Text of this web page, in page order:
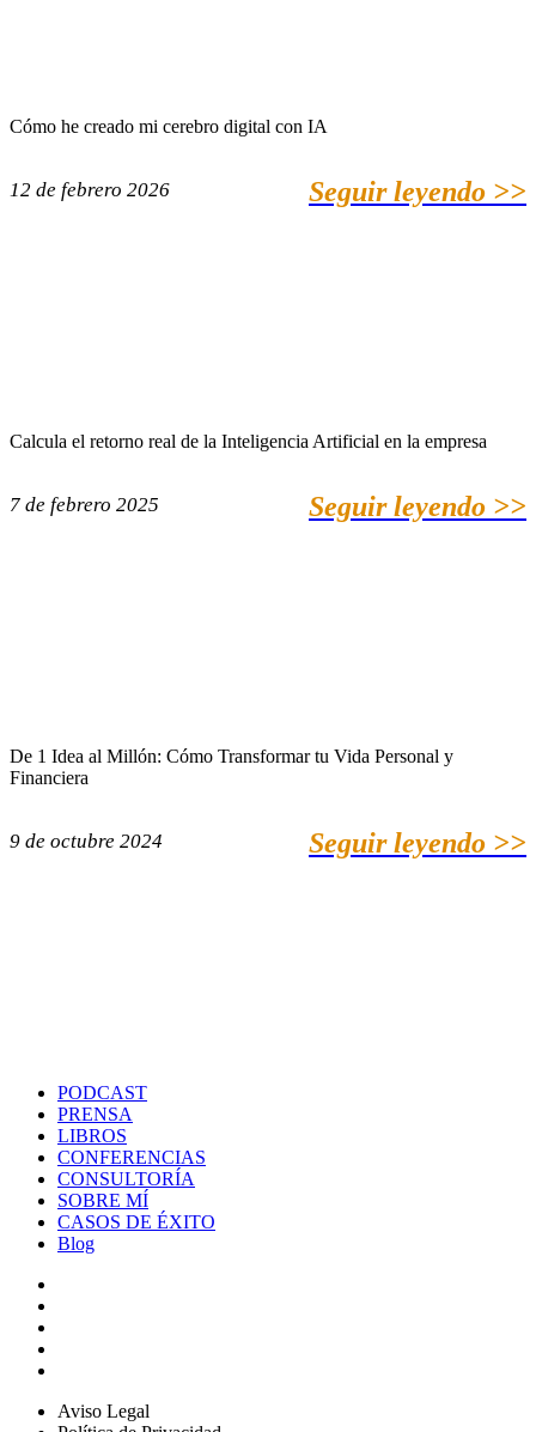
Cómo he creado mi cerebro digital con IA
12 de febrero 2026 Seguir leyendo >>
Calcula el retorno real de la Inteligencia Artificial en la empresa
7 de febrero 2025 Seguir leyendo >>
De 1 Idea al Millón: Cómo Transformar tu Vida Personal y
Financiera
9 de octubre 2024 Seguir leyendo >>
PODCAST
PRENSA
LIBROS
CONFERENCIAS
CONSULTORÍA
SOBRE MÍ
CASOS DE ÉXITO
Blog
Aviso Legal